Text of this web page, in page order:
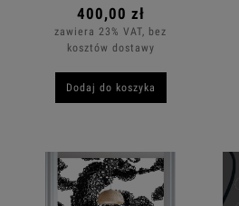
400,00 zł
zawiera 23% VAT, bez
kosztów dostawy
Dodaj do koszyka